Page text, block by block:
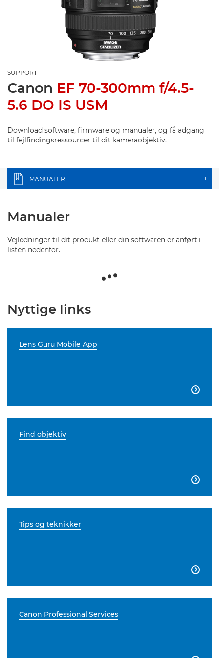
SUPPORT
Canon EF 70-300mm f/4.5-
5.6 DO IS USM
Download software, firmware og manualer, og få adgang
til fejlfindingsressourcer til dit kameraobjektiv.
MANUALER +
Manualer
Vejledninger til dit produkt eller din softwaren er anført i
listen nedenfor.
Nyttige links
Lens Guru Mobile App

Find objektiv

Tips og teknikker

Canon Professional Services